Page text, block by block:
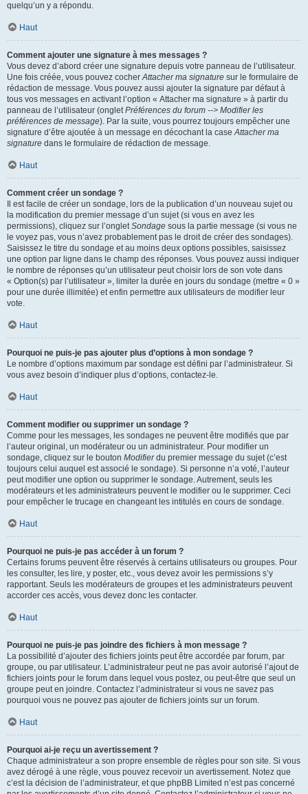
quelqu’un y a répondu.
Haut
Comment ajouter une signature à mes messages ?
Vous devez d’abord créer une signature depuis votre panneau de l’utilisateur.
Une fois créée, vous pouvez cocherAttacher ma signature sur le formulaire de
rédaction de message. Vous pouvez aussi ajouter la signature par défaut à
tous vos messages en activant l’option « Attacher ma signature » à partir du
panneau de l’utilisateur (ongletPréférences du forum --> Modifier les
préférences de message). Par la suite, vous pourrez toujours empêcher une
signature d’être ajoutée à un message en décochant la caseAttacher ma
signature dans le formulaire de rédaction de message.
Haut
Comment créer un sondage ?
Il est facile de créer un sondage, lors de la publication d’un nouveau sujet ou
la modification du premier message d’un sujet (si vous en avez les
permissions), cliquez sur l’ongletSondage sous la partie message (si vous ne
le voyez pas, vous n’avez probablement pas le droit de créer des sondages).
Saisissez le titre du sondage et au moins deux options possibles, saisissez
une option par ligne dans le champ des réponses. Vous pouvez aussi indiquer
le nombre de réponses qu’un utilisateur peut choisir lors de son vote dans
« Option(s) par l’utilisateur », limiter la durée en jours du sondage (mettre « 0 »
pour une durée illimitée) et enfin permettre aux utilisateurs de modifier leur
vote.
Haut
Pourquoi ne puis-je pas ajouter plus d’options à mon sondage ?
Le nombre d’options maximum par sondage est défini par l’administrateur. Si
vous avez besoin d’indiquer plus d’options, contactez-le.
Haut
Comment modifier ou supprimer un sondage ?
Comme pour les messages, les sondages ne peuvent être modifiés que par
l’auteur original, un modérateur ou un administrateur. Pour modifier un
sondage, cliquez sur le bouton Modifierdu premier message du sujet (c’est
toujours celui auquel est associé le sondage). Si personne n’a voté, l’auteur
peut modifier une option ou supprimer le sondage. Autrement, seuls les
modérateurs et les administrateurs peuvent le modifier ou le supprimer. Ceci
pour empêcher le trucage en changeant les intitulés en cours de sondage.
Haut
Pourquoi ne puis-je pas accéder à un forum ?
Certains forums peuvent être réservés à certains utilisateurs ou groupes. Pour
les consulter, les lire, y poster, etc., vous devez avoir les permissions s’y
rapportant. Seuls les modérateurs de groupes et les administrateurs peuvent
accorder ces accès, vous devez donc les contacter.
Haut
Pourquoi ne puis-je pas joindre des fichiers à mon message ?
La possibilité d’ajouter des fichiers joints peut être accordée par forum, par
groupe, ou par utilisateur. L’administrateur peut ne pas avoir autorisé l’ajout de
fichiers joints pour le forum dans lequel vous postez, ou peut-être que seul un
groupe peut en joindre. Contactez l’administrateur si vous ne savez pas
pourquoi vous ne pouvez pas ajouter de fichiers joints sur un forum.
Haut
Pourquoi ai-je reçu un avertissement ?
Chaque administrateur a son propre ensemble de règles pour son site. Si vous
avez dérogé à une règle, vous pouvez recevoir un avertissement. Notez que
c’est la décision de l’administrateur, et que phpBB Limited n’est pas concerné